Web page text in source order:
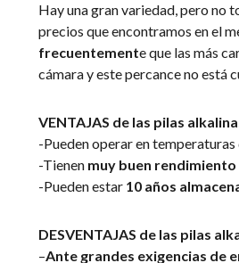
Hay una gran variedad, pero no
precios que encontramos en el
frecuentemente que las más
cámara y este percance no está
VENTAJAS de las pilas
-Pueden operar en temperaturas
-Tienen muy buen
-Pueden estar 10 años
DESVENTAJAS de las pilas
–Ante grandes exigencias de